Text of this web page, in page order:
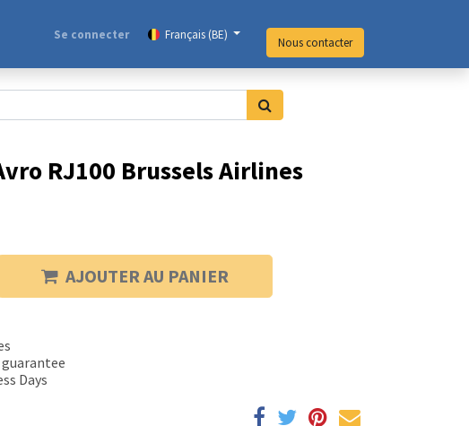
Se connecter Français (BE)
Nous contacter
RJ100 Brussels Airlines
AJOUTER AU PANIER
Days